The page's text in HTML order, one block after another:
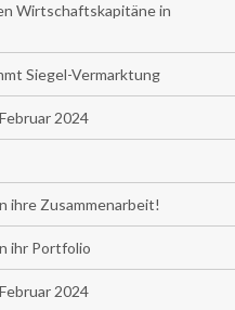
Wirtschaftskapitäne in
Siegel-Vermarktung
2024
ihre Zusammenarbeit!
ihr Portfolio
2024